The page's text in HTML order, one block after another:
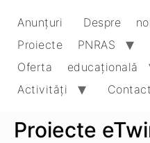
Anunțuri
Despre
Proiecte PNRAS
Oferta educaţională
Activități
Contact
Proiecte